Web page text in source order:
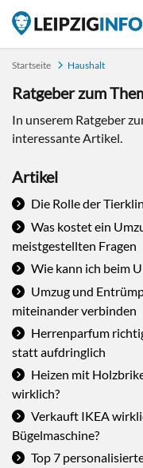
Startseite Haushalt
Ratgeber zum
In unserem Ratgeber
interessante Artikel.
Artikel
Die Rolle der
Was kostet ein
meistgestellten Fragen
Wie kann ich beim
Umzug und
miteinander verbinden
Herrenparfum
statt aufdringlich
Heizen mit
wirklich?
Verkauft IKEA
Bügelmaschine?
Top 7